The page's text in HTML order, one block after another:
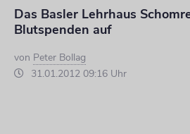
Das Basler Lehrhaus
Blutspenden auf
von Peter Bollag
31.01.2012 09:16 Uhr